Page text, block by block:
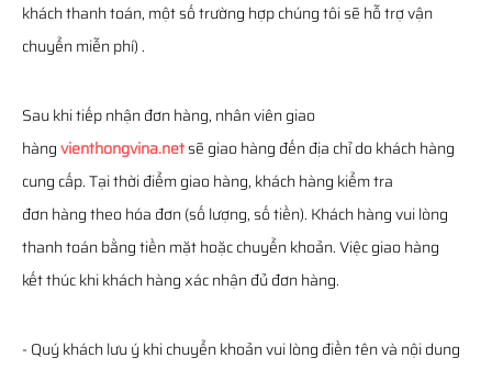
khách thanh toán, một số trường hợp chúng tôi sẽ hỗ trợ vận
chuyển miễn phí) .
Sau khi tiếp nhận đơn hàng, nhân viên giao
hàngvienthongvina.netsẽ giao hàng đến địa chỉ do khách hàng
cung cấp. Tại thời điểm giao hàng, khách hàng kiểm tra
đơn hàng theo hóa đơn (số lượng, số tiền). Khách hàng vui lòng
thanh toán bằng tiền mặt hoặc chuyển khoản. Việc giao hàng
kết thúc khi khách hàng xác nhận đủ đơn hàng.
- Quý khách lưu ý khi chuyển khoản vui lòng điền tên và nội dung